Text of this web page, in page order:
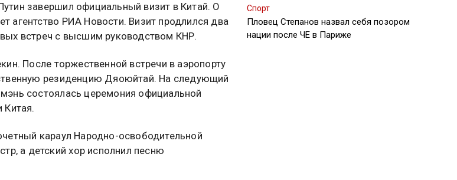
завершил официальный визит в Китай. О
агентство РИА Новости. Визит продлился два
встреч с высшим руководством КНР.
После торжественной встречи в аэропорту
резиденцию Дяоюйтай. На следующий
состоялась церемония официальной
Китая.
караул Народно-освободительной
а детский хор исполнил песню
Спорт
Пловец Степанов назвал себя позором
нации после ЧЕ в Париже